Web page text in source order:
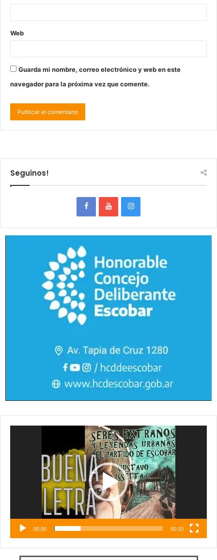
Web
Guarda mi nombre, correo electrónico y web en este
navegador para la próxima vez que comente.
Seguinos!
00:00 00:10